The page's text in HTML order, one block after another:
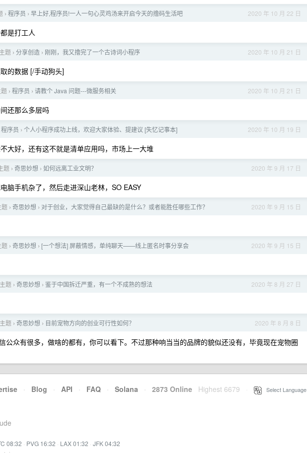
2020 年 10 月 22 日
› 程序员 › 早上好,程序员!一人一句心灵鸡汤来开启今天的撸码生活吧
是打工人
2020 年 10 月 21 日
题 › 分享创造 › 刚刚，我又撸完了一个古诗词小程序
的数据 [/手动狗头]
2020 年 10 月 21 日
› 程序员 › 请教个 Java 问题---微服务相关
还那么多层吗
2020 年 10 月 19 日
程序员 › 个人小程序成功上线，欢迎大家体验、提建议 [失忆记事本]
大好，还有这不就是清单应用吗，市场上一大堆
2020 年 9 月 17 日
题 › 奇思妙想 › 如何远离工业文明？
脑手机杂了，然后走进深山老林，SO EASY
2020 年 9 月 15 日
题 › 奇思妙想 › 对于创业，大家觉得自己最缺的是什么？或者能胜任哪些工作？
2020 年 9 月 15 日
题 › 奇思妙想 › [一个想法] 屏蔽情感，单纯聊天——线上匿名时事分享会
2020 年 8 月 27 日
题 › 奇思妙想 › 鉴于中国拆迁严重，有一个不成熟的想法
2020 年 8 月 8 日
题 › 奇思妙想 › 目前宠物方向的创业可行性如何？
公众有很多，做啥的都有，你可以看下。不过那种响当当的品牌的貌似还没有，毕竟现在宠物圈
· Blog · API · FAQ · Solana · 2873 Online Highest 6679 Select Language
08:32 · PVG 16:32 · LAX 01:32 · JFK 04:32